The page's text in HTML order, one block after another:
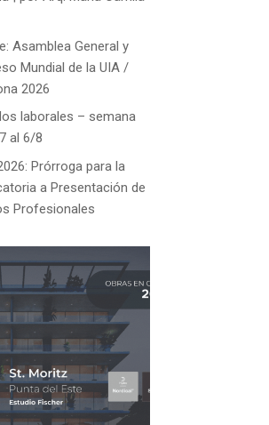
Asamblea General y
Mundial de la UIA /
2026
laborales – semana
al 6/8
Prórroga para la
a Presentación de
Profesionales